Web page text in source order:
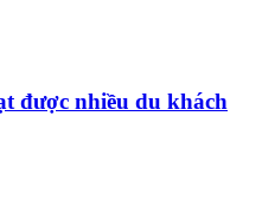
được nhiều du khách